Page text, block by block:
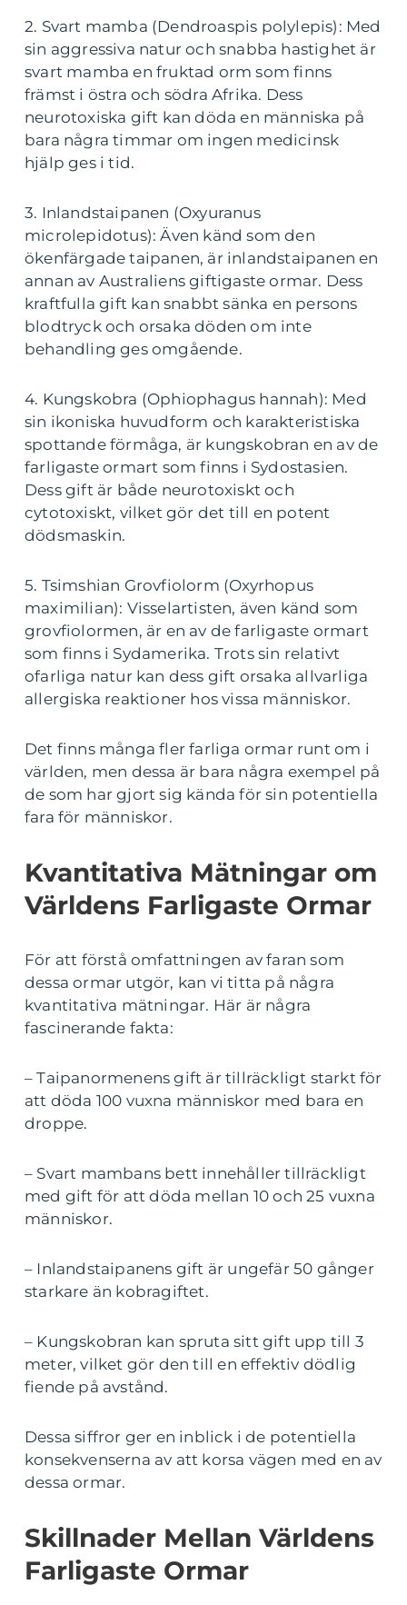
2. Svart mamba (Dendroaspis polylepis): Med
sin aggressiva natur och snabba hastighet är
svart mamba en fruktad orm som finns
främst i östra och södra Afrika. Dess
neurotoxiska gift kan döda en människa på
bara några timmar om ingen medicinsk
hjälp ges i tid.
3. Inlandstaipanen (Oxyuranus
microlepidotus): Även känd som den
ökenfärgade taipanen, är inlandstaipanen en
annan av Australiens giftigaste ormar. Dess
kraftfulla gift kan snabbt sänka en persons
blodtryck och orsaka döden om inte
behandling ges omgående.
4. Kungskobra (Ophiophagus hannah): Med
sin ikoniska huvudform och karakteristiska
spottande förmåga, är kungskobran en av de
farligaste ormart som finns i Sydostasien.
Dess gift är både neurotoxiskt och
cytotoxiskt, vilket gör det till en potent
dödsmaskin.
5. Tsimshian Grovfiolorm (Oxyrhopus
maximilian): Visselartisten, även känd som
grovfiolormen, är en av de farligaste ormart
som finns i Sydamerika. Trots sin relativt
ofarliga natur kan dess gift orsaka allvarliga
allergiska reaktioner hos vissa människor.
Det finns många fler farliga ormar runt om i
världen, men dessa är bara några exempel på
de som har gjort sig kända för sin potentiella
fara för människor.
Kvantitativa Mätningar om
Världens Farligaste Ormar
För att förstå omfattningen av faran som
dessa ormar utgör, kan vi titta på några
kvantitativa mätningar. Här är några
fascinerande fakta:
– Taipanormenens gift är tillräckligt starkt för
att döda 100 vuxna människor med bara en
droppe.
– Svart mambans bett innehåller tillräckligt
med gift för att döda mellan 10 och 25 vuxna
människor.
– Inlandstaipanens gift är ungefär 50 gånger
starkare än kobragiftet.
– Kungskobran kan spruta sitt gift upp till 3
meter, vilket gör den till en effektiv dödlig
fiende på avstånd.
Dessa siffror ger en inblick i de potentiella
konsekvenserna av att korsa vägen med en av
dessa ormar.
Skillnader Mellan Världens
Farligaste Ormar